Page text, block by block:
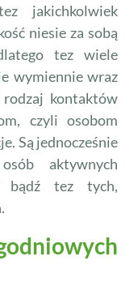
jakichkolwiek
niesie za sobą
tez wiele
wymiennie wraz
kontaktów
czyli osobom
Są jednocześnie
aktywnych
bądź tez tych,